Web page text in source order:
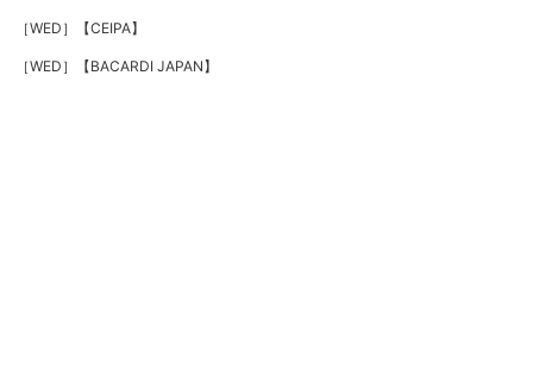
［WED］【CEIPA】
［WED］ 【BACARDI JAPAN】